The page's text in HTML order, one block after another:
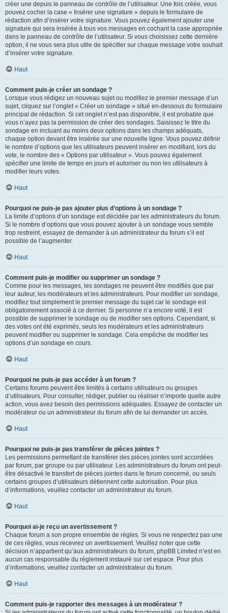
créer une depuis le panneau de contrôle de l’utilisateur. Une fois créée, vous
pouvez cocher la case « Insérer une signature » depuis le formulaire de
rédaction afin d’insérer votre signature. Vous pouvez également ajouter une
signature qui sera insérée à tous vos messages en cochant la case appropriée
dans le panneau de contrôle de l’utilisateur. Si vous choisissez cette dernière
option, il ne vous sera plus utile de spécifier sur chaque message votre souhait
d’insérer votre signature.
Haut
Comment puis-je créer un sondage ?
Lorsque vous rédigez un nouveau sujet ou modifiez le premier message d’un
sujet, cliquez sur l’onglet « Créer un sondage » situé en-dessous du formulaire
principal de rédaction. Si cet onglet n’est pas disponible, il est probable que
vous n’ayez pas la permission de créer des sondages. Saisissez le titre du
sondage en incluant au moins deux options dans les champs adéquats,
chaque option devant être insérée sur une nouvelle ligne. Vous pouvez définir
le nombre d’options que les utilisateurs peuvent insérer en modifiant, lors du
vote, le nombre des « Options par utilisateur ». Vous pouvez également
spécifier une limite de temps en jours et autoriser ou non les utilisateurs à
modifier leurs votes.
Haut
Pourquoi ne puis-je pas ajouter plus d’options à un sondage ?
La limite d’options d’un sondage est décidée par les administrateurs du forum.
Si le nombre d’options que vous pouvez ajouter à un sondage vous semble
trop restreint, essayez de demander à un administrateur du forum s’il est
possible de l’augmenter.
Haut
Comment puis-je modifier ou supprimer un sondage ?
Comme pour les messages, les sondages ne peuvent être modifiés que par
leur auteur, les modérateurs et les administrateurs. Pour modifier un sondage,
modifiez tout simplement le premier message du sujet car le sondage est
obligatoirement associé à ce dernier. Si personne n’a encore voté, il est
possible de supprimer le sondage ou de modifier ses options. Cependant, si
des votes ont été exprimés, seuls les modérateurs et les administrateurs
peuvent modifier ou supprimer le sondage. Cela empêche de modifier les
options d’un sondage en cours.
Haut
Pourquoi ne puis-je pas accéder à un forum ?
Certains forums peuvent être limités à certains utilisateurs ou groupes
d’utilisateurs. Pour consulter, rédiger, publier ou réaliser n’importe quelle autre
action, vous avez besoin des permissions adéquates. Essayez de contacter un
modérateur ou un administrateur du forum afin de lui demander un accès.
Haut
Pourquoi ne puis-je pas transférer de pièces jointes ?
Les permissions permettant de transférer des pièces jointes sont accordées
par forum, par groupe ou par utilisateur. Les administrateurs du forum ont peut-
être désactivé le transfert de pièces jointes dans le forum concerné, ou seuls
certains groupes d’utilisateurs détiennent cette autorisation. Pour plus
d’informations, veuillez contacter un administrateur du forum.
Haut
Pourquoi ai-je reçu un avertissement ?
Chaque forum a son propre ensemble de règles. Si vous ne respectez pas une
de ces règles, vous recevrez un avertissement. Veuillez noter que cette
décision n’appartient qu’aux administrateurs du forum, phpBB Limited n’est en
aucun cas responsable du règlement instauré sur cet espace. Pour plus
d’informations, veuillez contacter un administrateur du forum.
Haut
Comment puis-je rapporter des messages à un modérateur ?